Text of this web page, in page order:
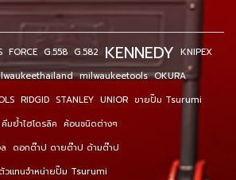
FORCE G.558 G.582 KENNEDY KNIPEX
milwaukeetools OKURA
RIDGID STANLEY UNIOR ขายปั๊ม Tsurumi
มย้ำไฮโดรลิค ค้อนชนิดต่างๆ
ดอกต๊าป ดายต๊าป ด้ามต๊าป
วแทนจำหน่ายปั๊ม Tsurumi